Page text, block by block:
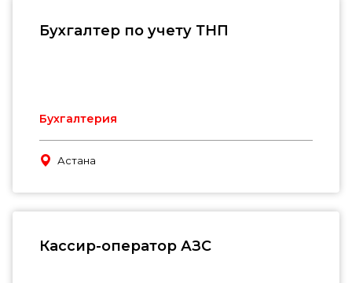
Бухгалтер по учету ТНП
Бухгалтерия
Астана
Кассир-оператор АЗС